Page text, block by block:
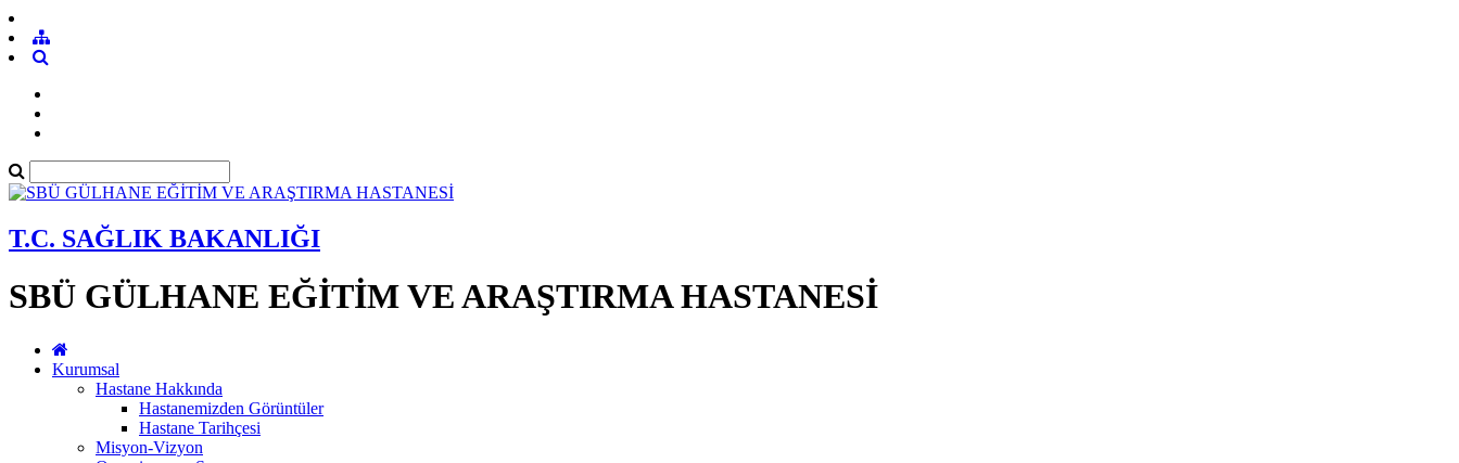
T.C. SAĞLIK BAKANLIĞI
SBÜ GÜLHANE EĞİTİM VE ARAŞTIRMA HASTANESİ
Kurumsal
Hastane Hakkında
Hastanemizden Görüntüler
Hastane Tarihçesi
Misyon-Vizyon